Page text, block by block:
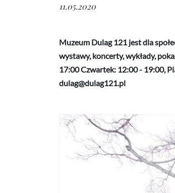
11.05.2020
Muzeum Dulag 121 jest dla
wystawy, koncerty, wykłady,
17:00 Czwartek: 12:00 - 19:00,
dulag@dulag121.pl